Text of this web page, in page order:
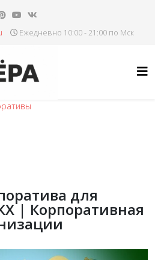
Ежедневно 10:00 - 21:00 по Мск
для
| Корпоративная